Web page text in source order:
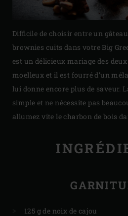
Difficile de choisir entre un
brownies cuits dans votre Big
est un délicieux mariage des
moelleux et il est fourré d’un
lui donne encore plus de saveur.
simple et ne nécessite pas
allumez vite le charbon de bois
125 g de noix de cajou